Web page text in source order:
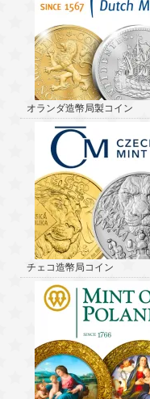
オランダ造幣局製コイン
チェコ造幣局コイン